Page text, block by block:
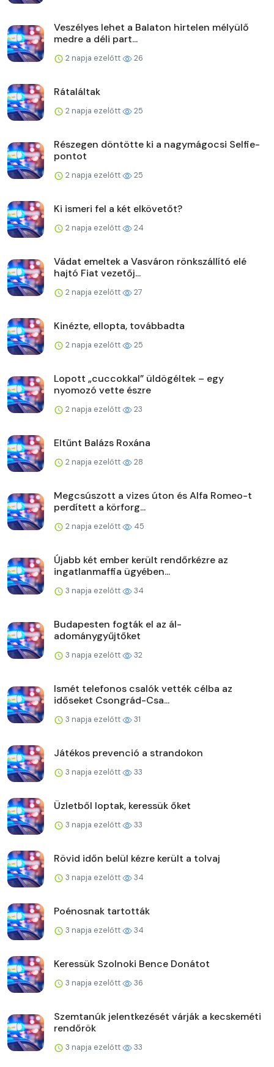
Veszélyes lehet a Balaton hirtelen mélyülő
medre a déli part...
2 napja ezelőtt 26
Rátaláltak
2 napja ezelőtt 25
Részegen döntötte ki a nagymágocsi Selfie-
pontot
2 napja ezelőtt 25
Ki ismeri fel a két elkövetőt?
2 napja ezelőtt 24
Vádat emeltek a Vasváron rönkszállító elé
hajtó Fiat vezetőj...
2 napja ezelőtt 27
Kinézte, ellopta, továbbadta
2 napja ezelőtt 25
Lopott „cuccokkal” üldögéltek – egy
nyomozó vette észre
2 napja ezelőtt 23
Eltűnt Balázs Roxána
2 napja ezelőtt 28
Megcsúszott a vizes úton és Alfa Romeo-t
perdített a körforg...
2 napja ezelőtt 45
Újabb két ember került rendőrkézre az
ingatlanmaffia ügyében...
3 napja ezelőtt 34
Budapesten fogták el az ál-
adománygyűjtőket
3 napja ezelőtt 32
Ismét telefonos csalók vették célba az
időseket Csongrád-Csa...
3 napja ezelőtt 31
Játékos prevenció a strandokon
3 napja ezelőtt 33
Üzletből loptak, keressük őket
3 napja ezelőtt 33
Rövid időn belül kézre került a tolvaj
3 napja ezelőtt 34
Poénosnak tartották
3 napja ezelőtt 34
Keressük Szolnoki Bence Donátot
3 napja ezelőtt 36
Szemtanúk jelentkezését várják a kecskeméti
rendőrök
3 napja ezelőtt 33